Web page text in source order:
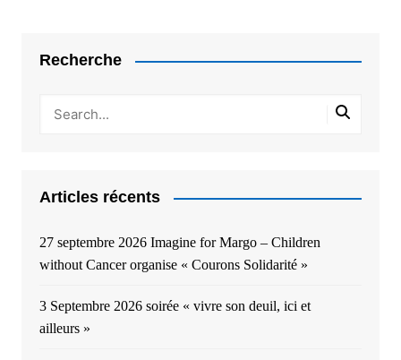
Recherche
Articles récents
27 septembre 2026 Imagine for Margo – Children
without Cancer organise « Courons Solidarité »
3 Septembre 2026 soirée « vivre son deuil, ici et
ailleurs »